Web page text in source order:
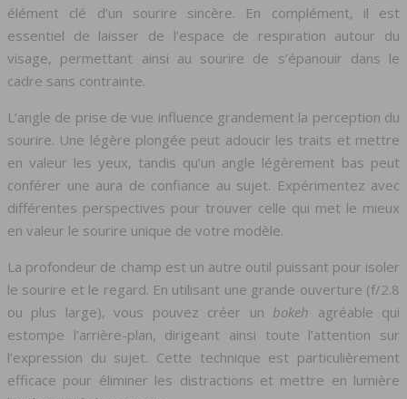
élément clé d’un sourire sincère. En complément, il est
essentiel de laisser de l’espace de respiration autour du
visage, permettant ainsi au sourire de s’épanouir dans le
cadre sans contrainte.
L’angle de prise de vue influence grandement la perception du
sourire. Une légère plongée peut adoucir les traits et mettre
en valeur les yeux, tandis qu’un angle légèrement bas peut
conférer une aura de confiance au sujet. Expérimentez avec
différentes perspectives pour trouver celle qui met le mieux
en valeur le sourire unique de votre modèle.
La profondeur de champ est un autre outil puissant pour isoler
le sourire et le regard. En utilisant une grande ouverture (f/2.8
ou plus large), vous pouvez créer un bokeh agréable qui
estompe l’arrière-plan, dirigeant ainsi toute l’attention sur
l’expression du sujet. Cette technique est particulièrement
efficace pour éliminer les distractions et mettre en lumière